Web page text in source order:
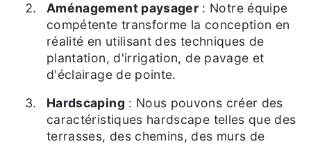
Aménagement paysager : Notre équipe
compétente transforme la conception en
réalité en utilisant des techniques de
plantation, d'irrigation, de pavage et
d'éclairage de pointe.
Hardscaping : Nous pouvons créer des
caractéristiques hardscape telles que des
terrasses, des chemins, des murs de